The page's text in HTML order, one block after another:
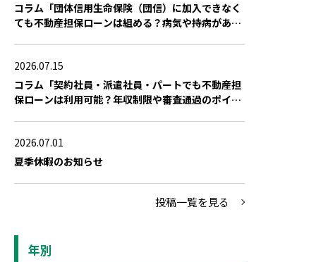
コラム「団体信用生命保険（団信）に加入できなく
ても不動産担保ローンは組める？病気や持病がある
2026.07.15
コラム「契約社員・派遣社員・パートでも不動産担
保ローンは利用可能？年収制限や審査通過のポイン
2026.07.01
夏季休暇のお知らせ
投稿一覧を見る
年別